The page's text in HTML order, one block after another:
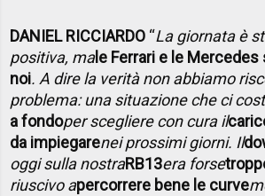
DANIEL RICCIARDO “La giornata è
positiva, male Ferrari e le
noi. A dire la verità non abbiamo
problema: una situazione che ci
a fondoper scegliere con cura il
da impiegarenei prossimi giorni. Il
oggi sulla nostraRB13era forse
riuscivo apercorrere bene le curve